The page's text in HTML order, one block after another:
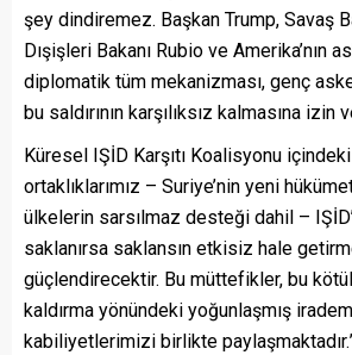
şey dindiremez. Başkan Trump, Savaş
Dışişleri Bakanı Rubio ve Amerika’nın
diplomatik tüm mekanizması, genç
bu saldırının karşılıksız kalmasına izin
Küresel IŞİD Karşıtı Koalisyonu
ortaklıklarımız – Suriye’nin yeni
ülkelerin sarsılmaz desteği dahil –
saklanırsa saklansın etkisiz hale
güçlendirecektir. Bu müttefikler, bu
kaldırma yönündeki yoğunlaşmış
kabiliyetlerimizi birlikte